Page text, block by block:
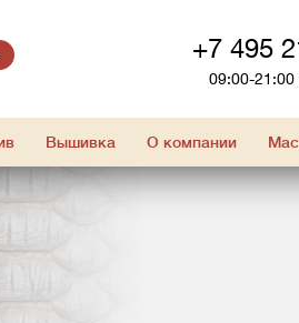
+7 495
09:00-
Вышивка О компании